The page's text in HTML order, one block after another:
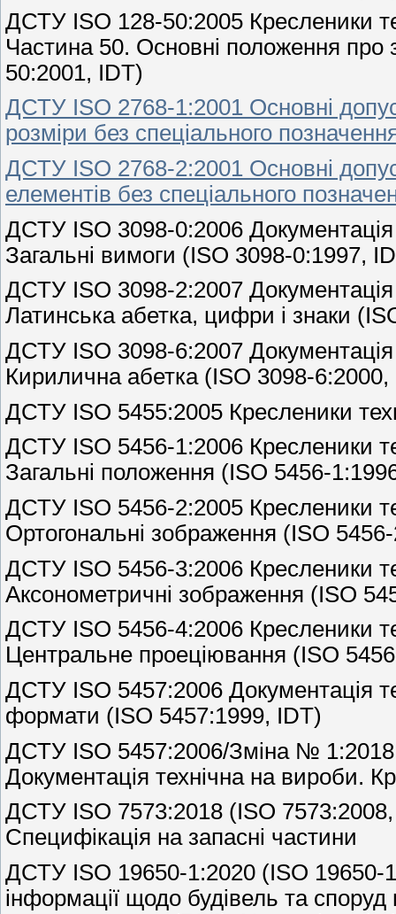
ДСТУ ISO 128-50:2005 Кресленики
Частина 50. Основні положення про
50:2001, IDT)
ДСТУ ISO 2768-1:2001 Основні
розміри без спеціального
ДСТУ ISO 2768-2:2001 Основні
елементів без спеціального
ДСТУ ISO 3098-0:2006
Загальні вимоги (ISO 3098-0:1997,
ДСТУ ISO 3098-2:2007
Латинська абетка, цифри і знаки
ДСТУ ISO 3098-6:2007
Кирилична абетка (ISO 3098-6:2000,
ДСТУ ISO 5455:2005 Кресленики
ДСТУ ISO 5456-1:2006 Кресленики
Загальні положення (ISO 5456-
ДСТУ ISO 5456-2:2005 Кресленики
Ортогональні зображення (ISO
ДСТУ ISO 5456-3:2006 Кресленики
Аксонометричні зображення (ISO
ДСТУ ISO 5456-4:2006 Кресленики
Центральне проеціювання (ISO
ДСТУ ISO 5457:2006 Документація
формати (ISO 5457:1999, IDT)
ДСТУ ISO 5457:2006/Зміна №
Документація технічна на вироби.
ДСТУ ISO 7573:2018 (ISO 7573:2008,
Специфікація на запасні частини
ДСТУ ISO 19650-1:2020 (ISO 19650-
інформації щодо будівель та